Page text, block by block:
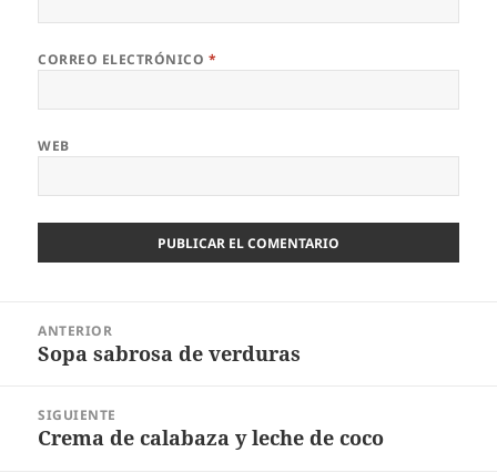
CORREO ELECTRÓNICO *
WEB
entradas
ANTERIOR
Entrada
Sopa sabrosa de verduras
SIGUIENTE
Entrada
Crema de calabaza y leche de coco